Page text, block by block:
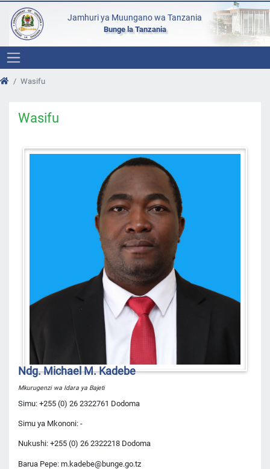
Jamhuri ya Muungano wa Tanzania
Bunge la Tanzania
Wasifu
Wasifu
Ndg. Michael M. Kadebe
Mkurugenzi wa Idara ya Bajeti
Simu: +255 (0) 26 2322761 Dodoma
Simu ya Mkononi: -
Nukushi: +255 (0) 26 2322218 Dodoma
Barua Pepe: m.kadebe@bunge.go.tz